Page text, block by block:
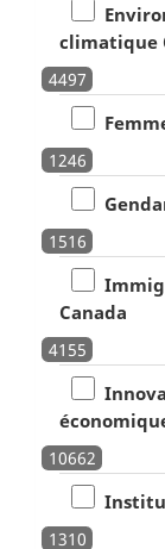
climatique
4497
1246
1516
Canada
4155
10662
1310